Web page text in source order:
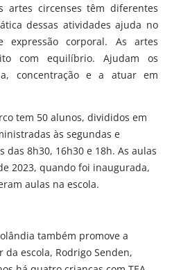
artes circenses têm diferentes
dessas atividades ajuda no
expressão corporal. As artes
com equilíbrio. Ajudam os
concentração e a atuar em
tem 50 alunos, divididos em
às segundas e
8h30, 16h30 e 18h. As aulas
2023, quando foi inaugurada,
aulas na escola.
também promove a
escola, Rodrigo Senden,